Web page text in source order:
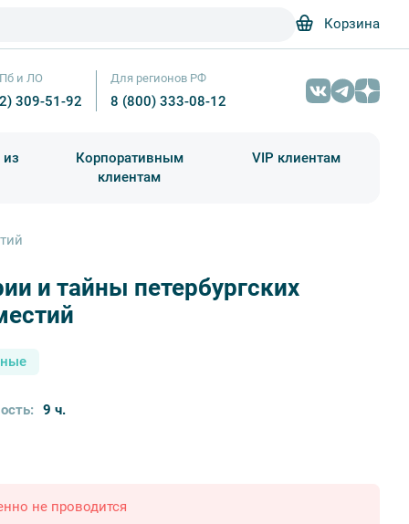
Корзина
и ЛО
309-51-92
Для регионов РФ
8 (800) 333-08-12
Корпоративным
клиентам
VIP клиентам
и тайны петербургских
Истории и тайны петербургских предместий — фото № 5 — Фотобанк
9 ч.
не проводится